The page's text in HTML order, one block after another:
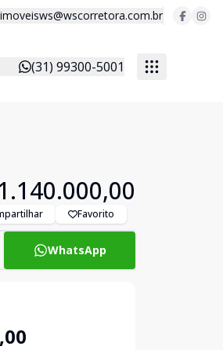
imoveisws@wscorretora.com.br
(31) 99300-5001
Favorito
WhatsApp